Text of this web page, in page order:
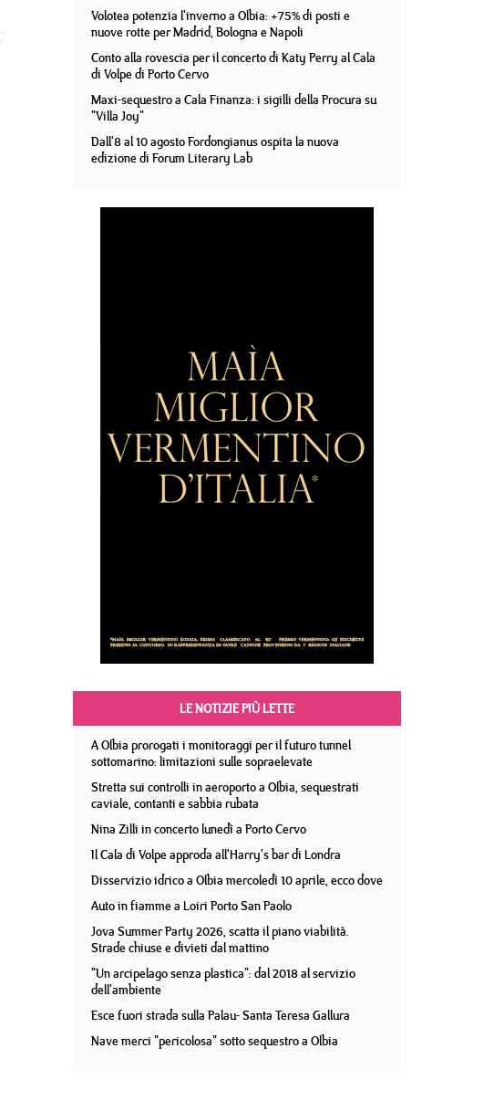
Volotea potenzia l'inverno a Olbia: +75% di posti e
nuove rotte per Madrid, Bologna e Napoli
Conto alla rovescia per il concerto di Katy Perry al Cala
di Volpe di Porto Cervo
Maxi-sequestro a Cala Finanza: i sigilli della Procura su
"Villa Joy"
Dall'8 al 10 agosto Fordongianus ospita la nuova
edizione di Forum Literary Lab
LE NOTIZIE PIÙ LETTE
A Olbia prorogati i monitoraggi per il futuro tunnel
sottomarino: limitazioni sulle sopraelevate
Stretta sui controlli in aeroporto a Olbia, sequestrati
caviale, contanti e sabbia rubata
Nina Zilli in concerto lunedì a Porto Cervo
Il Cala di Volpe approda all'Harry's bar di Londra
Disservizio idrico a Olbia mercoledì 10 aprile, ecco dove
Auto in fiamme a Loiri Porto San Paolo
Jova Summer Party 2026, scatta il piano viabilità.
Strade chiuse e divieti dal mattino
"Un arcipelago senza plastica": dal 2018 al servizio
dell'ambiente
Esce fuori strada sulla Palau- Santa Teresa Gallura
Nave merci "pericolosa" sotto sequestro a Olbia